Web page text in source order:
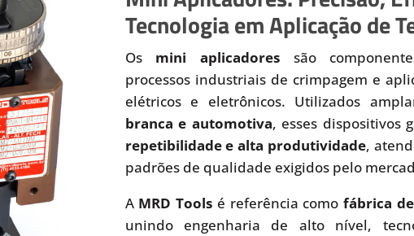
Tecnologia em Aplicação de
Os mini aplicadoressão
processos industriais de crimpagem e
elétricos e eletrônicos. Utilizados
branca e automotiva, esses dispositivos
repetibilidade e alta produtividade,
padrões de qualidade exigidos pelo
A MRD Tools é referência comofábrica
unindo engenharia de alto nível,